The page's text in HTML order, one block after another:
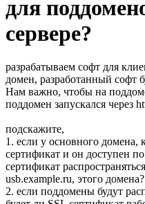
для
сервере?
разрабатываем софт для
домен, разработанный софт
Нам важно, чтобы на
поддомен запускался через
подскажите,
1. если у основного домена,
сертификат и он доступен
сертификат
usb.example.ru, этого домена?
2. если поддомены будут